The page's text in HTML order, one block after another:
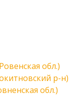
обл.)
р-н)
обл.)